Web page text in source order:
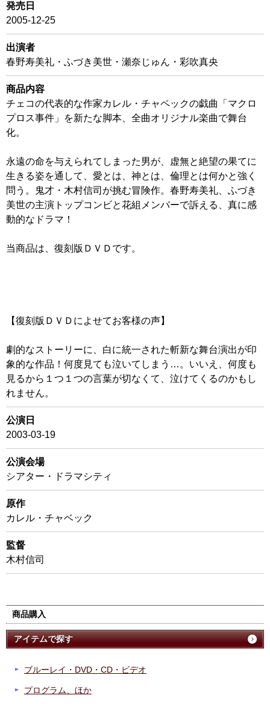
発売日
2005-12-25
出演者
春野寿美礼・ふづき美世・瀬奈じゅん・彩吹真央
商品内容
チェコの代表的な作家カレル・チャペックの戯曲「マクロ
プロス事件」を新たな脚本、全曲オリジナル楽曲で舞台
化。
永遠の命を与えられてしまった男が、虚無と絶望の果てに
生きる姿を通して、愛とは、神とは、倫理とは何かと強く
問う。鬼才・木村信司が挑む冒険作。春野寿美礼、ふづき
美世の主演トップコンビと花組メンバーで訴える、真に感
動的なドラマ！
当商品は、復刻版ＤＶＤです。
【復刻版ＤＶＤによせてお客様の声】
劇的なストーリーに、白に統一された斬新な舞台演出が印
象的な作品！何度見ても泣いてしまう…。いいえ、何度も
見るから１つ１つの言葉が切なくて、泣けてくるのかもし
れません。
公演日
2003-03-19
公演会場
シアター・ドラマシティ
原作
カレル・チャベック
監督
木村信司
商品購入
アイテムで探す
ブルーレイ・DVD・CD・ビデオ
プログラム、ほか